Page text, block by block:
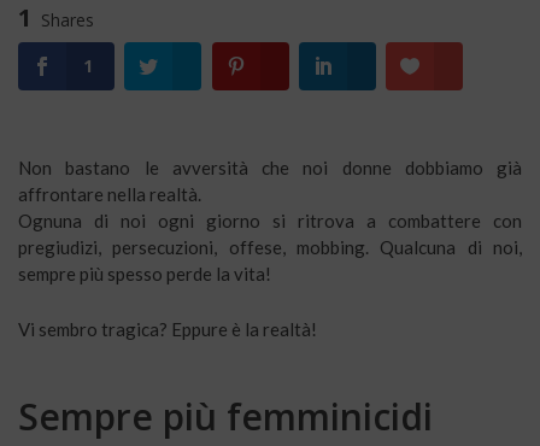
1
Shares
1
Non bastano le avversità che noi donne dobbiamo già
affrontare nella realtà.
Ognuna di noi ogni giorno si ritrova a combattere con
pregiudizi, persecuzioni, offese, mobbing. Qualcuna di noi,
sempre più spesso perde la vita!
Vi sembro tragica? Eppure è la realtà!
Sempre più femminicidi